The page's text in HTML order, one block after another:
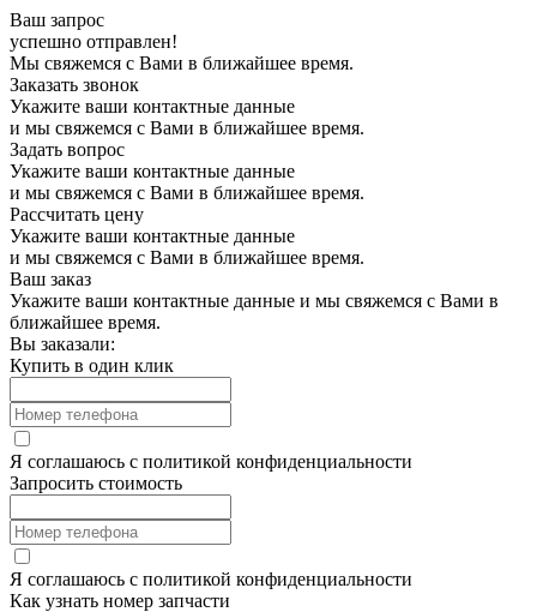
Ваш запрос
успешно отправлен!
Мы свяжемся с Вами в ближайшее время.
Заказать звонок
Укажите ваши контактные данные
и мы свяжемся с Вами в ближайшее время.
Задать вопрос
Укажите ваши контактные данные
и мы свяжемся с Вами в ближайшее время.
Рассчитать цену
Укажите ваши контактные данные
и мы свяжемся с Вами в ближайшее время.
Ваш заказ
Укажите ваши контактные данные и мы свяжемся с Вами в
ближайшее время.
Вы заказали:
Купить в один клик
Я соглашаюсь с политикой конфиденциальности
Запросить стоимость
Я соглашаюсь с политикой конфиденциальности
Как узнать номер запчасти